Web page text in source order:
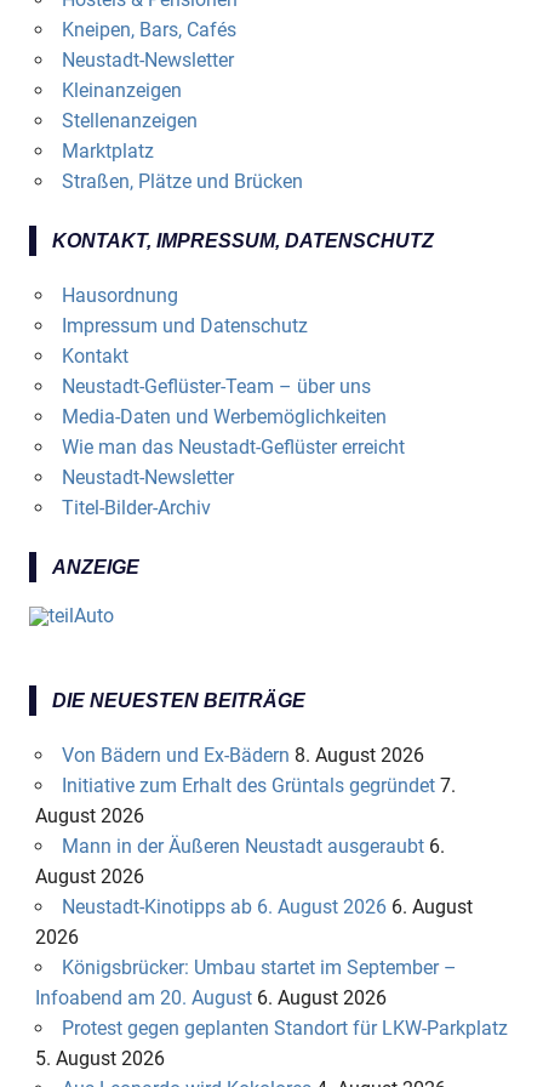
Kneipen, Bars, Cafés
Neustadt-Newsletter
Kleinanzeigen
Stellenanzeigen
Marktplatz
Straßen, Plätze und Brücken
KONTAKT, IMPRESSUM, DATENSCHUTZ
Hausordnung
Impressum und Datenschutz
Kontakt
Neustadt-Geflüster-Team – über uns
Media-Daten und Werbemöglichkeiten
Wie man das Neustadt-Geflüster erreicht
Neustadt-Newsletter
Titel-Bilder-Archiv
ANZEIGE
DIE NEUESTEN BEITRÄGE
Von Bädern und Ex-Bädern 8. August 2026
Initiative zum Erhalt des Grüntals gegründet 7.
August 2026
Mann in der Äußeren Neustadt ausgeraubt 6.
August 2026
Neustadt-Kinotipps ab 6. August 2026 6. August
2026
Königsbrücker: Umbau startet im September –
Infoabend am 20. August 6. August 2026
Protest gegen geplanten Standort für LKW-Parkplatz
5. August 2026